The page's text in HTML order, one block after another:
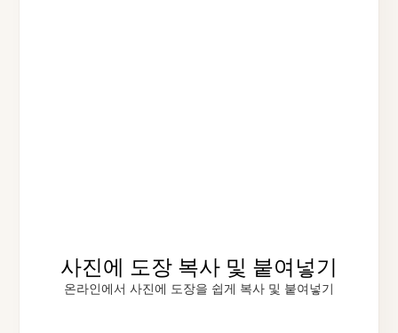
사진에 도장 복사 및 붙여넣기
온라인에서 사진에 도장을 쉽게 복사 및 붙여넣기